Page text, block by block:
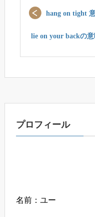
hang on tight
lie on your backの
プロフィール
名前：ユー